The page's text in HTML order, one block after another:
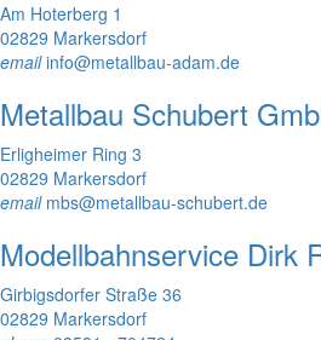
Am Hoterberg 1
02829 Markersdorf
emailinfo@metallbau-adam.de
Metallbau Schubert
Erligheimer Ring 3
02829 Markersdorf
emailmbs@metallbau-schubert.de
Modellbahnservice Dirk
Girbigsdorfer Straße 36
02829 Markersdorf